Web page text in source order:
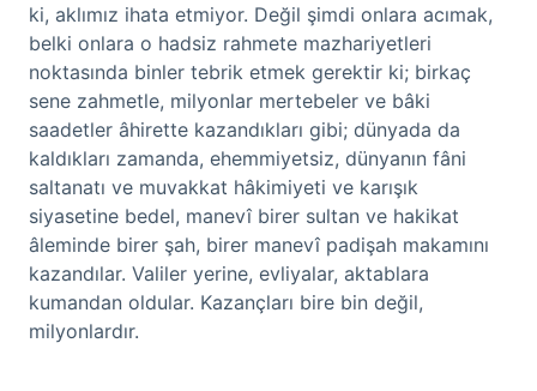
ki, aklımız ihata etmiyor. Değil şimdi onlara acımak,
belki onlara o hadsiz rahmete mazhariyetleri
noktasında binler tebrik etmek gerektir ki; birkaç
sene zahmetle, milyonlar mertebeler ve bâki
saadetler âhirette kazandıkları gibi; dünyada da
kaldıkları zamanda, ehemmiyetsiz, dünyanın fâni
saltanatı ve muvakkat hâkimiyeti ve karışık
siyasetine bedel, manevî birer sultan ve hakikat
âleminde birer şah, birer manevî padişah makamını
kazandılar. Valiler yerine, evliyalar, aktablara
kumandan oldular. Kazançları bire bin değil,
milyonlardır.